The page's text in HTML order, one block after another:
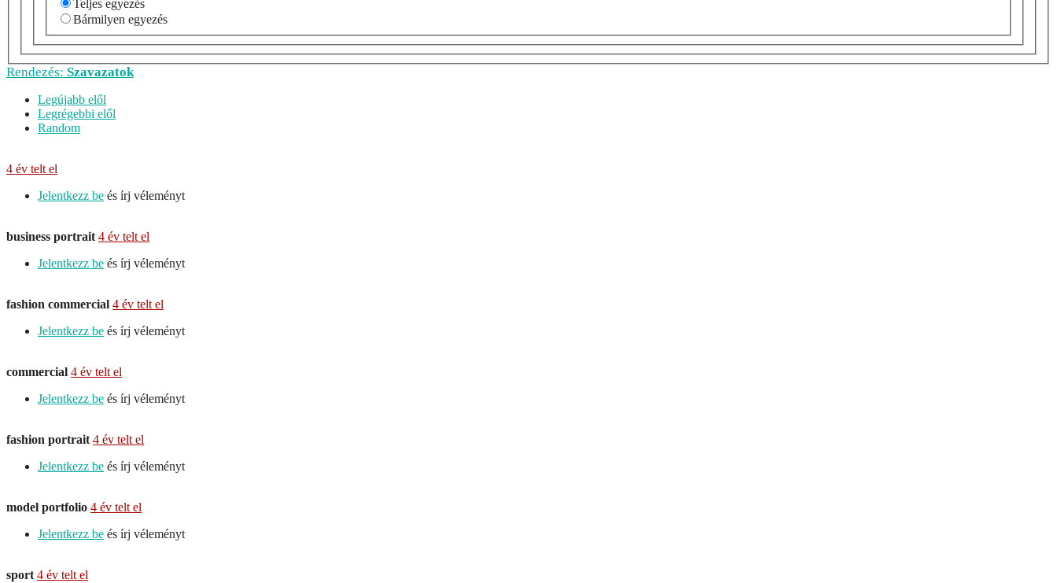
Teljes egyezés
Bármilyen egyezés
Rendezés: Szavazatok
Legújabb elől
Legrégebbi elől
Random
4 év telt el
Jelentkezz be és írj véleményt
business portrait 4 év telt el
Jelentkezz be és írj véleményt
fashion commercial 4 év telt el
Jelentkezz be és írj véleményt
commercial 4 év telt el
Jelentkezz be és írj véleményt
fashion portrait 4 év telt el
Jelentkezz be és írj véleményt
model portfolio 4 év telt el
Jelentkezz be és írj véleményt
sport 4 év telt el